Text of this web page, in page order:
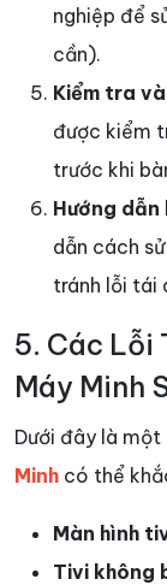
nghiệp để
cần).
Kiểm tra
được kiểm
trước khi
Hướng dẫn
dẫn cách
tránh lỗi tái
5. Các Lỗi
Máy Minh
Dưới đây là một
Minh có thể
Màn hình
Tivi không